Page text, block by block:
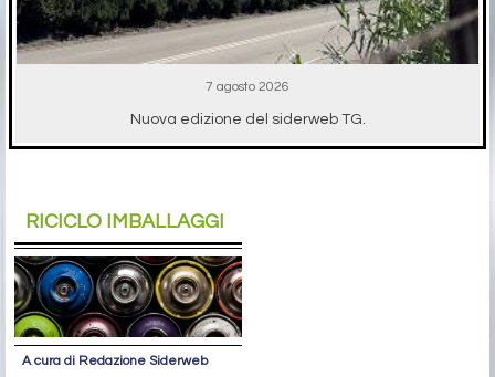
7 agosto 2026
Nuova edizione del siderweb TG.
RICICLO IMBALLAGGI
A cura di Redazione Siderweb